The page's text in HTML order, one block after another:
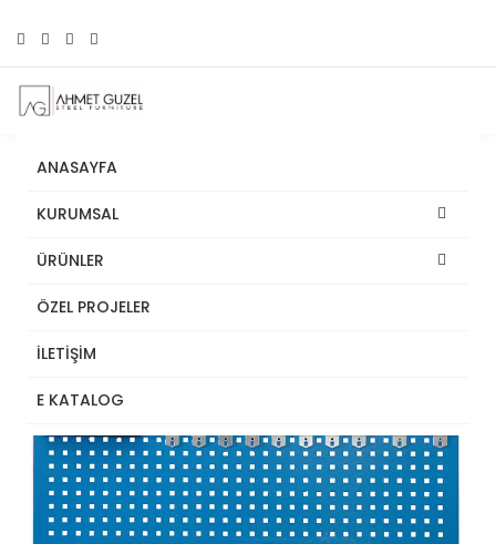
ANASAYFA
KURUMSAL
ÜRÜNLER
ÖZEL PROJELER
İLETİŞİM
E KATALOG